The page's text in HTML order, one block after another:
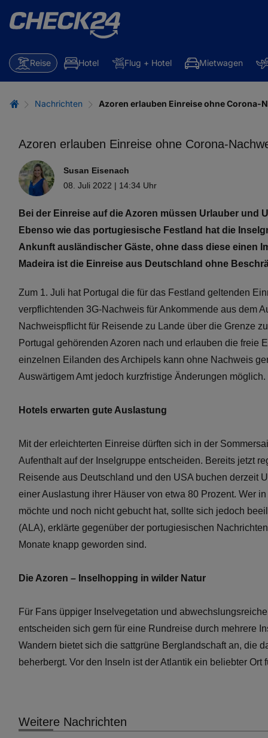
Reise Hotel Flug + Hotel Mietwagen
Nachrichten Azoren erlauben Einreise ohne Corona-
Azoren erlauben Einreise ohne Corona-
Susan Eisenach
08. Juli 2022 | 14:34 Uhr
Bei der Einreise auf die Azoren müssen Urlauber und
Ebenso wie das portugiesische Festland hat die
Ankunft ausländischer Gäste, ohne dass diese einen
Madeira ist die Einreise aus Deutschland ohne
Zum 1. Juli hat Portugal die für das Festland geltenden
verpflichtenden 3G-Nachweis für Ankommende aus dem
Nachweispflicht für Reisende zu Lande über die Grenze
Portugal gehörenden Azoren nach und erlauben die freie
einzelnen Eilanden des Archipels kann ohne Nachweis
Auswärtigem Amt jedoch kurzfristige Änderungen möglich.
Hotels erwarten gute Auslastung
Mit der erleichterten Einreise dürften sich in der
Aufenthalt auf der Inselgruppe entscheiden. Bereits jetzt
Reisende aus Deutschland und den USA buchen derzeit
einer Auslastung ihrer Häuser von etwa 80 Prozent. Wer
möchte und noch nicht gebucht hat, sollte sich jedoch
(ALA), erklärte gegenüber der portugiesischen
Monate knapp geworden sind.
Die Azoren – Inselhopping in wilder Natur
Für Fans üppiger Inselvegetation und
entscheiden sich gern für eine Rundreise durch mehrere
Wandern bietet sich die sattgrüne Berglandschaft an, die
beherbergt. Vor den Inseln ist der Atlantik ein beliebter Ort
Weitere Nachrichten